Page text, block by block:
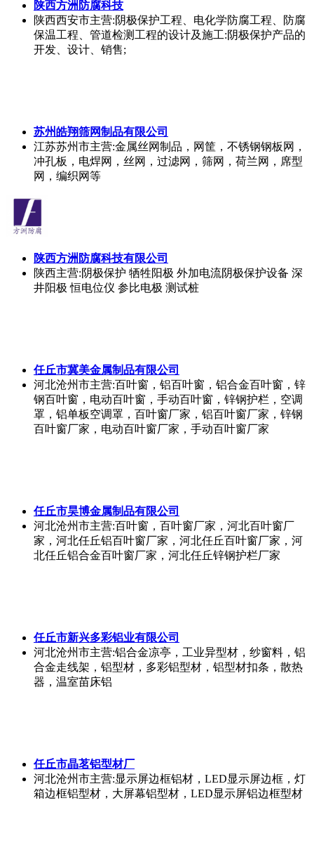
陕西方洲防腐科技
陕西西安市主营:阴极保护工程、电化学防腐工程、防腐
保温工程、管道检测工程的设计及施工:阴极保护产品的
开发、设计、销售;
苏州皓翔筛网制品有限公司
江苏苏州市主营:金属丝网制品，网筐，不锈钢钢板网，
冲孔板，电焊网，丝网，过滤网，筛网，荷兰网，席型
网，编织网等
陕西方洲防腐科技有限公司
陕西主营:阴极保护 牺牲阳极 外加电流阴极保护设备 深
井阳极 恒电位仪 参比电极 测试桩
任丘市冀美金属制品有限公司
河北沧州市主营:百叶窗，铝百叶窗，铝合金百叶窗，锌
钢百叶窗，电动百叶窗，手动百叶窗，锌钢护栏，空调
罩，铝单板空调罩，百叶窗厂家，铝百叶窗厂家，锌钢
百叶窗厂家，电动百叶窗厂家，手动百叶窗厂家
任丘市昊博金属制品有限公司
河北沧州市主营:百叶窗，百叶窗厂家，河北百叶窗厂
家，河北任丘铝百叶窗厂家，河北任丘百叶窗厂家，河
北任丘铝合金百叶窗厂家，河北任丘锌钢护栏厂家
任丘市新兴多彩铝业有限公司
河北沧州市主营:铝合金凉亭，工业异型材，纱窗料，铝
合金走线架，铝型材，多彩铝型材，铝型材扣条，散热
器，温室苗床铝
任丘市晶茗铝型材厂
河北沧州市主营:显示屏边框铝材，LED显示屏边框，灯
箱边框铝型材，大屏幕铝型材，LED显示屏铝边框型材